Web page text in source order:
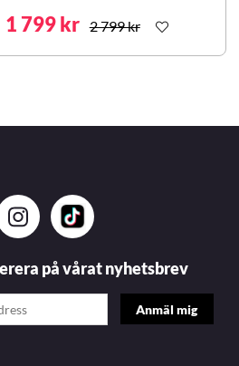
1 799 kr 2 799 kr
på vårat nyhetsbrev